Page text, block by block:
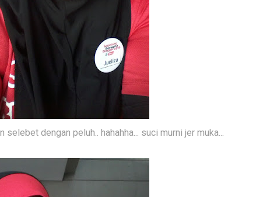
dengan peluh.. hahahha... suci murni jer muka...